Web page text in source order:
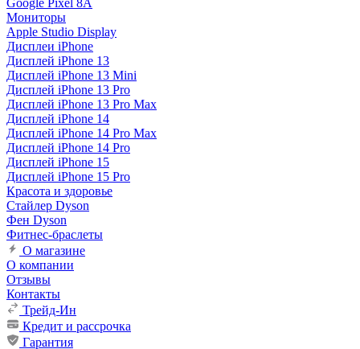
Google Pixel 8A
Мониторы
Apple Studio Display
Дисплеи iPhone
Дисплей iPhone 13
Дисплей iPhone 13 Mini
Дисплей iPhone 13 Pro
Дисплей iPhone 13 Pro Max
Дисплей iPhone 14
Дисплей iPhone 14 Pro Max
Дисплей iPhone 14 Pro
Дисплей iPhone 15
Дисплей iPhone 15 Pro
Красота и здоровье
Стайлер Dyson
Фен Dyson
Фитнес-браслеты
О магазине
О компании
Отзывы
Контакты
Трейд-Ин
Кредит и рассрочка
Гарантия